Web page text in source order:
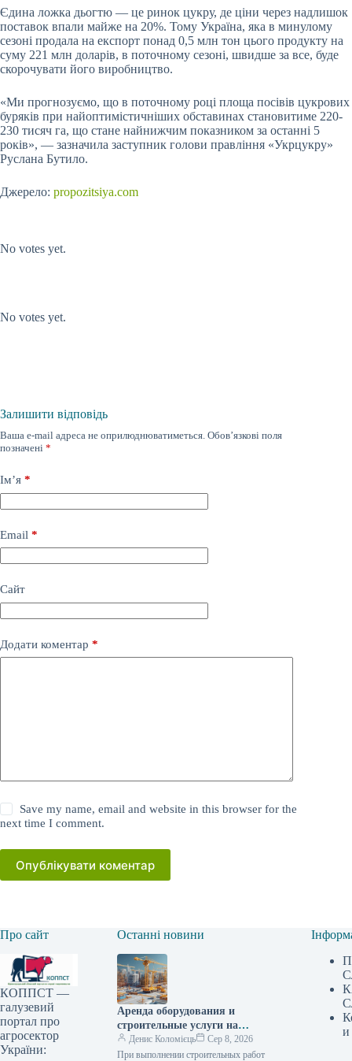
Єдина ложка дьогтю — це ринок цукру, де ціни через надлишок
поставок впали майже на 20%. Тому Україна, яка в минулому
сезоні продала на експорт понад 0,5 млн тон цього продукту на
суму 221 млн доларів, в поточному сезоні, швидше за все, буде
скорочувати його виробництво.
«Ми прогнозуємо, що в поточному році площа посівів цукрових
буряків при найоптимістичніших обставинах становитиме 220-
230 тисяч га, що стане найнижчим показником за останні 5
років», — зазначила заступник голови правління «Укрцукру»
Руслана Бутило.
Джерело: propozitsiya.com
No votes yet.
No votes yet.
Залишити відповідь
Ваша e-mail адреса не оприлюднюватиметься. Обов’язкові поля
позначені *
Ім’я *
Email *
Сайт
Додати коментар *
Save my name, email and website in this browser for the
next time I comment.
Опублікувати коментар
Про сайт
КОППСТ —
галузевий
портал про
агросектор
України:
Останні новини
Аренда оборудования и
строительные услуги на
Lunbix
Денис Коломієць
Сер 8, 2026
При выполнении строительных работ
и